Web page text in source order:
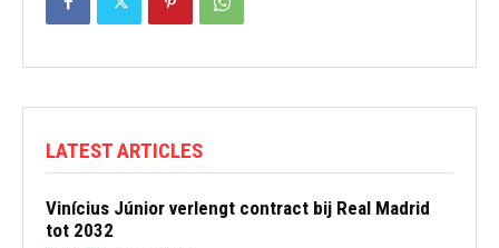
LATEST ARTICLES
Vinícius Júnior verlengt contract bij Real Madrid
tot 2032